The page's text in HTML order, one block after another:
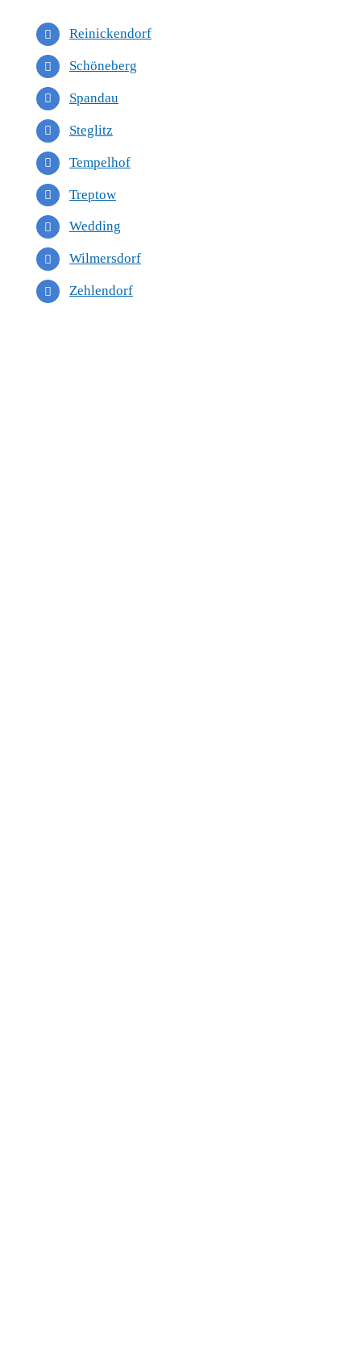
Reinickendorf
Schöneberg
Spandau
Steglitz
Tempelhof
Treptow
Wedding
Wilmersdorf
Zehlendorf